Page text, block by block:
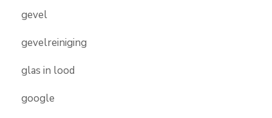
gevel
gevelreiniging
glas in lood
google